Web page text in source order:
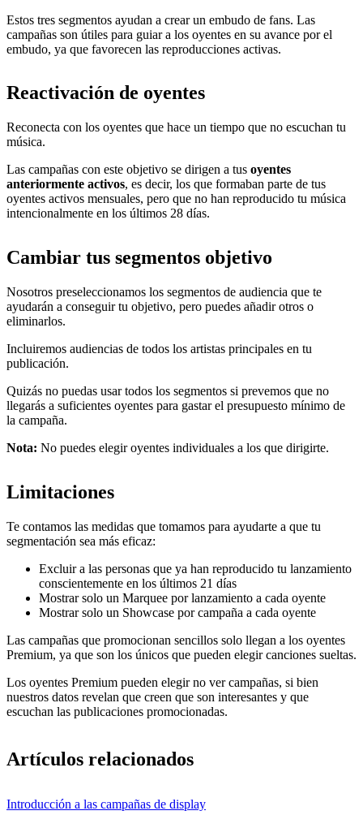
Estos tres segmentos ayudan a crear un embudo de fans. Las
campañas son útiles para guiar a los oyentes en su avance por el
embudo, ya que favorecen las reproducciones activas.
Reactivación de oyentes
Reconecta con los oyentes que hace un tiempo que no escuchan tu
música.
Las campañas con este objetivo se dirigen a tus oyentes
anteriormente activos, es decir, los que formaban parte de tus
oyentes activos mensuales, pero que no han reproducido tu música
intencionalmente en los últimos 28 días.
Cambiar tus segmentos objetivo
Nosotros preseleccionamos los segmentos de audiencia que te
ayudarán a conseguir tu objetivo, pero puedes añadir otros o
eliminarlos.
Incluiremos audiencias de todos los artistas principales en tu
publicación.
Quizás no puedas usar todos los segmentos si prevemos que no
llegarás a suficientes oyentes para gastar el presupuesto mínimo de
la campaña.
Nota: No puedes elegir oyentes individuales a los que dirigirte.
Limitaciones
Te contamos las medidas que tomamos para ayudarte a que tu
segmentación sea más eficaz:
Excluir a las personas que ya han reproducido tu lanzamiento
conscientemente en los últimos 21 días
Mostrar solo un Marquee por lanzamiento a cada oyente
Mostrar solo un Showcase por campaña a cada oyente
Las campañas que promocionan sencillos solo llegan a los oyentes
Premium, ya que son los únicos que pueden elegir canciones sueltas.
Los oyentes Premium pueden elegir no ver campañas, si bien
nuestros datos revelan que creen que son interesantes y que
escuchan las publicaciones promocionadas.
Artículos relacionados
Introducción a las campañas de display